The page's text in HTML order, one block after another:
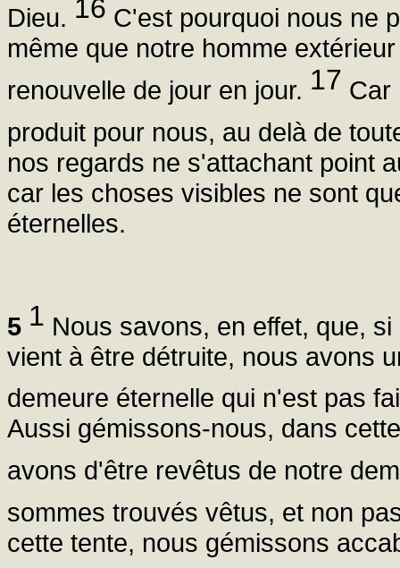
Dieu. 16 C'est pourquoi nous ne
même que notre homme
renouvelle de jour en jour. 17 Car
produit pour nous, au delà de
nos regards ne s'attachant point
car les choses visibles ne sont
éternelles.
5 1 Nous savons, en effet, que,
vient à être détruite, nous avons
demeure éternelle qui n'est pas
Aussi gémissons-nous, dans
avons d'être revêtus de notre
sommes trouvés vêtus, et non
cette tente, nous gémissons